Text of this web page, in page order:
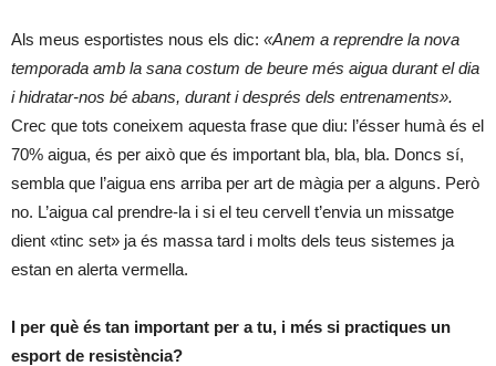
Als meus esportistes nous els dic: «Anem a reprendre la nova
temporada amb la sana costum de beure més aigua durant el dia
i hidratar-nos bé abans, durant i després dels entrenaments».
Crec que tots coneixem aquesta frase que diu: l’ésser humà és el
70% aigua, és per això que és important bla, bla, bla. Doncs sí,
sembla que l’aigua ens arriba per art de màgia per a alguns. Però
no. L’aigua cal prendre-la i si el teu cervell t’envia un missatge
dient «tinc set» ja és massa tard i molts dels teus sistemes ja
estan en alerta vermella.
I per què és tan important per a tu, i més si practiques un
esport de resistència?